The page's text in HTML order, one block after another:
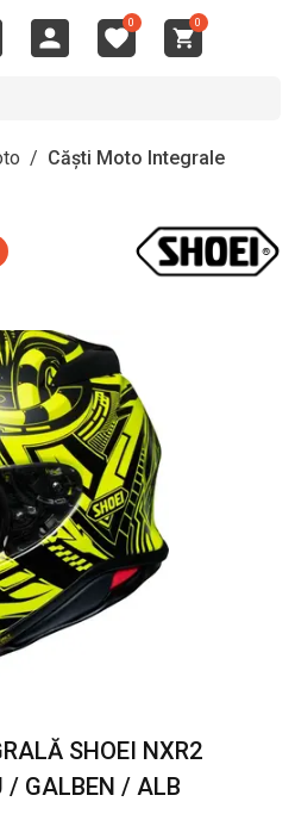
0 0
/ Căști Moto Integrale
SHOEI NXR2
/ GALBEN / ALB